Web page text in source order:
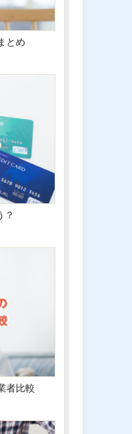
とめ
？
者比較